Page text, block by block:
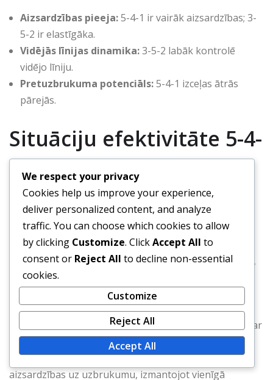
Aizsardzības pieeja:5-4-1 ir vairāk aizsardzības; 3-
5-2 ir elastīgāka.
Vidējās līnijas dinamika:3-5-2 labāk kontrolē
vidējo līniju.
Pretuzbrukuma potenciāls:5-4-1 izceļas ātrās
pārejās.
Situāciju efektivitāte 5-4-
1
5-4-1 formācija ir īpaši efektīva, saskaroties ar
spēcīgām uzbrūkošām komandām, jo tā nodrošina
stabilu aizsardzības struktūru, kas var absorbēt
spiedienu. Šī uzstādījuma ideāli piemērota komandām,
kas vēlas nodrošināt neizšķirtu vai aizsargāt šauru
Situācijās, kad rodas pretuzbrukuma iespējas, 5-4-1 var
izmantot pretinieku vājības, īpaši, kad viņi virza
spēlētājus uz priekšu. Komandas var ātri pāriet no
aizsardzības uz uzbrukumu, izmantojot vienīgā
We respect your privacy
Cookies help us improve your experience,
deliver personalized content, and analyze
traffic. You can choose which cookies to allow
by clicking Customize. ClickAccept All to
consent or Reject All to decline non-essential
cookies.
Customize
Reject All
Accept All